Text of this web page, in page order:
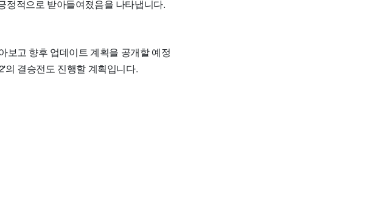
정적으로 받아들여졌음을 나타냅니다.
보고 향후 업데이트 계획을 공개할 예정
의 결승전도 진행할 계획입니다.